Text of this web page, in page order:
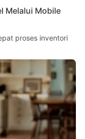
Melalui Mobile
proses inventori